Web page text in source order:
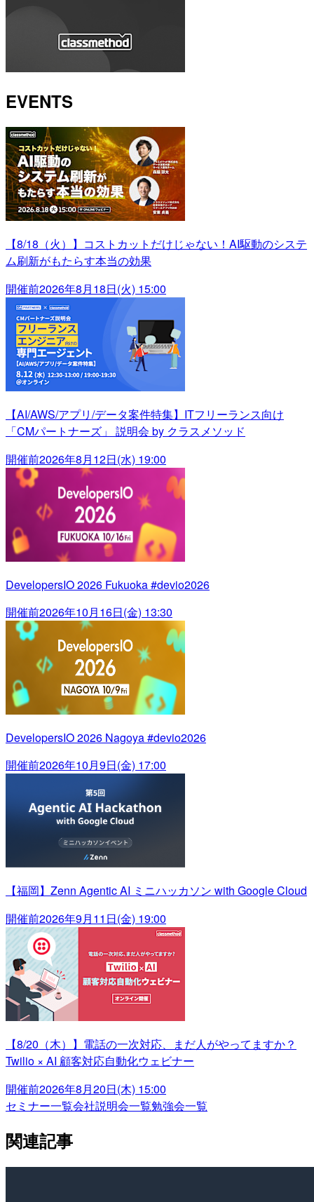
EVENTS
【8/18（火）】コストカットだけじゃない！AI駆動のシステ
ム刷新がもたらす本当の効果
開催前2026年8月18日(火) 15:00
【AI/AWS/アプリ/データ案件特集】ITフリーランス向け
「CMパートナーズ」 説明会 by クラスメソッド
開催前2026年8月12日(水) 19:00
DevelopersIO 2026 Fukuoka #devio2026
開催前2026年10月16日(金) 13:30
DevelopersIO 2026 Nagoya #devio2026
開催前2026年10月9日(金) 17:00
【福岡】Zenn Agentic AI ミニハッカソン with Google Cloud
開催前2026年9月11日(金) 19:00
【8/20（木）】電話の一次対応、まだ人がやってますか？
Twilio × AI 顧客対応自動化ウェビナー
開催前2026年8月20日(木) 15:00
セミナー一覧会社説明会一覧勉強会一覧
関連記事